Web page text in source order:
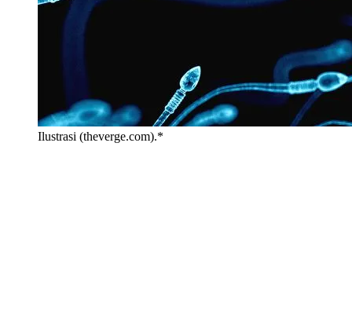
Ilustrasi (theverge.com).*